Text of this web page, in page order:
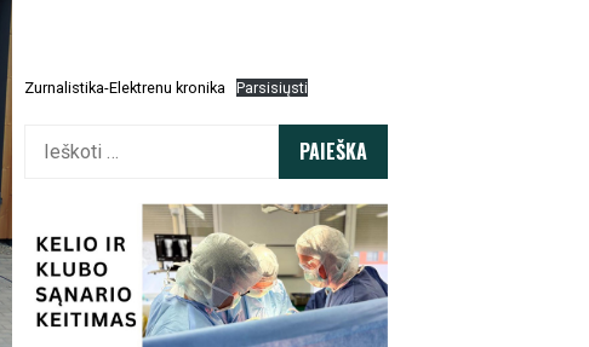
Zurnalistika-Elektrenu kronika Parsisiųsti
Ieškoti: